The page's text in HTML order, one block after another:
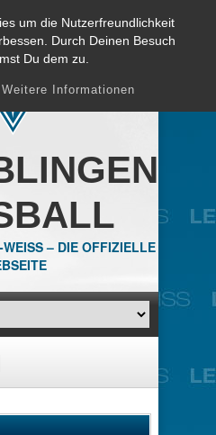
um die Nutzerfreundlichkeit
Durch Deinen Besuch
Du dem zu.
Weitere Informationen
– DIE OFFIZIELLE